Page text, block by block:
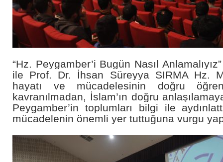
“Hz. Peygamber’i Bugün Nasıl
ile Prof. Dr. İhsan Süreyya SIRMA Hz.
hayatı ve mücadelesinin doğru
kavranılmadan, İslam’ın doğru
Peygamber’in toplumları bilgi ile
mücadelenin önemli yer tuttuğuna vurgu